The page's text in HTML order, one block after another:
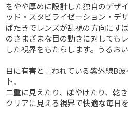
をやや厚めに設計した独自のデザ
ッド・スタビライゼーション・デ
ばたきでレンズが乱視の方向にす
のさまざまな目の動きに対しても
した視界をもたらします。うるおい
目に有害と言われている紫外線B
ト。
二重に見えたり、ぼやけたり、乾
クリアに見える視界で快適な毎日